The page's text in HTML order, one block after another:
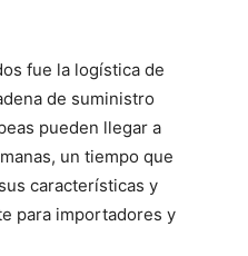
fue la logística de
de suministro
pueden llegar a
un tiempo que
características y
para importadores y